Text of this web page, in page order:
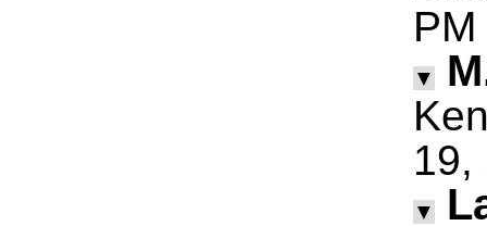
PM
▼
19,
▼